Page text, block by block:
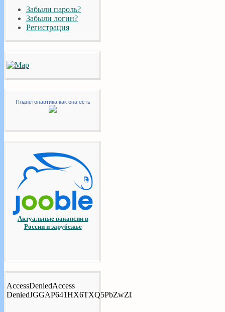
Забыли пароль?
Забыли логин?
Регистрация
Планетонавтика как она есть
Актуальные вакансии в
России и зарубежье